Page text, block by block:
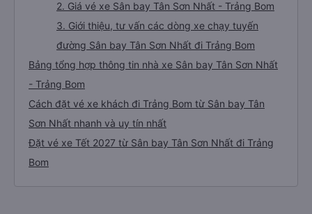
2. Giá vé xe Sân bay Tân Sơn Nhất - Trảng Bom
3. Giới thiệu, tư vấn các dòng xe chạy tuyến
đường Sân bay Tân Sơn Nhất đi Trảng Bom
Bảng tổng hợp thông tin nhà xe Sân bay Tân Sơn Nhất
- Trảng Bom
Cách đặt vé xe khách đi Trảng Bom từ Sân bay Tân
Sơn Nhất nhanh và uy tín nhất
Đặt vé xe Tết 2027 từ Sân bay Tân Sơn Nhất đi Trảng
Bom